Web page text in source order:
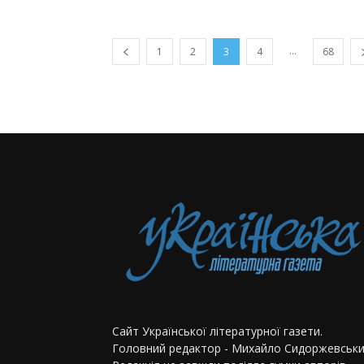
1 2 3 4 ... 68
Сайт Української літературної газети.
Головний редактор - Михайло